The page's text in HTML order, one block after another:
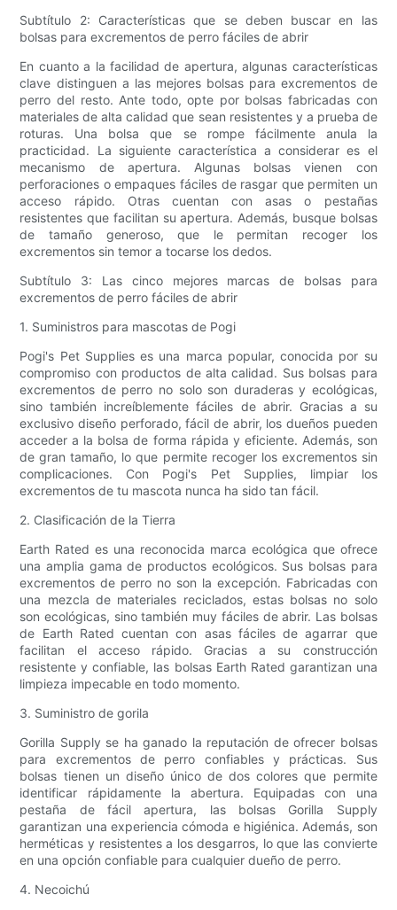
Subtítulo 2: Características que se deben buscar en las
bolsas para excrementos de perro fáciles de abrir
En cuanto a la facilidad de apertura, algunas características
clave distinguen a las mejores bolsas para excrementos de
perro del resto. Ante todo, opte por bolsas fabricadas con
materiales de alta calidad que sean resistentes y a prueba de
roturas. Una bolsa que se rompe fácilmente anula la
practicidad. La siguiente característica a considerar es el
mecanismo de apertura. Algunas bolsas vienen con
perforaciones o empaques fáciles de rasgar que permiten un
acceso rápido. Otras cuentan con asas o pestañas
resistentes que facilitan su apertura. Además, busque bolsas
de tamaño generoso, que le permitan recoger los
excrementos sin temor a tocarse los dedos.
Subtítulo 3: Las cinco mejores marcas de bolsas para
excrementos de perro fáciles de abrir
1. Suministros para mascotas de Pogi
Pogi's Pet Supplies es una marca popular, conocida por su
compromiso con productos de alta calidad. Sus bolsas para
excrementos de perro no solo son duraderas y ecológicas,
sino también increíblemente fáciles de abrir. Gracias a su
exclusivo diseño perforado, fácil de abrir, los dueños pueden
acceder a la bolsa de forma rápida y eficiente. Además, son
de gran tamaño, lo que permite recoger los excrementos sin
complicaciones. Con Pogi's Pet Supplies, limpiar los
excrementos de tu mascota nunca ha sido tan fácil.
2. Clasificación de la Tierra
Earth Rated es una reconocida marca ecológica que ofrece
una amplia gama de productos ecológicos. Sus bolsas para
excrementos de perro no son la excepción. Fabricadas con
una mezcla de materiales reciclados, estas bolsas no solo
son ecológicas, sino también muy fáciles de abrir. Las bolsas
de Earth Rated cuentan con asas fáciles de agarrar que
facilitan el acceso rápido. Gracias a su construcción
resistente y confiable, las bolsas Earth Rated garantizan una
limpieza impecable en todo momento.
3. Suministro de gorila
Gorilla Supply se ha ganado la reputación de ofrecer bolsas
para excrementos de perro confiables y prácticas. Sus
bolsas tienen un diseño único de dos colores que permite
identificar rápidamente la abertura. Equipadas con una
pestaña de fácil apertura, las bolsas Gorilla Supply
garantizan una experiencia cómoda e higiénica. Además, son
herméticas y resistentes a los desgarros, lo que las convierte
en una opción confiable para cualquier dueño de perro.
4. Necoichú